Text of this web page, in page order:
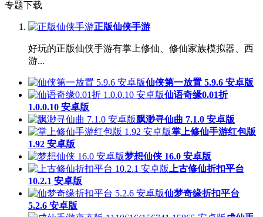
专题下载
正版仙侠手游
好玩的正版仙侠手游有掌上修仙、修仙家族模拟器、西
游...
仙侠第一放置 5.9.6 安卓版
仙语奇缘0.01折
1.0.0.10 安卓版
飘渺寻仙曲 7.1.0 安卓版
掌上修仙手游红包版
1.92 安卓版
梦想仙侠 16.0 安卓版
上古修仙折扣平台
10.2.1 安卓版
仙梦奇缘折扣平台
5.2.6 安卓版